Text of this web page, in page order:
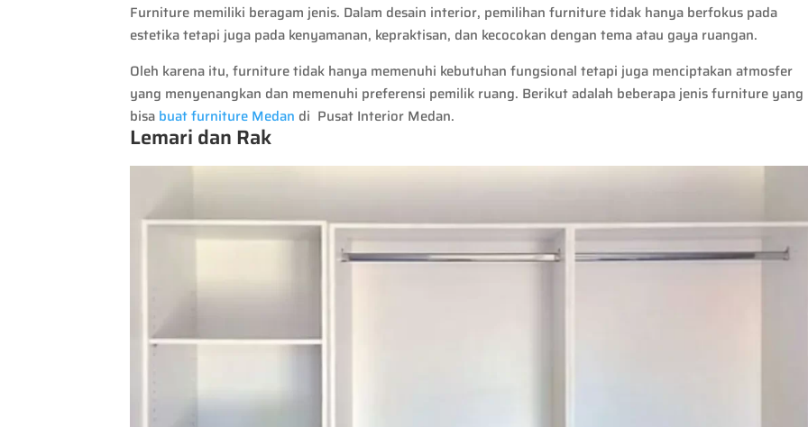
Furniture memiliki beragam jenis. Dalam desain interior, pemilihan furniture tidak hanya berfokus pada
estetika tetapi juga pada kenyamanan, kepraktisan, dan kecocokan dengan tema atau gaya ruangan.
Oleh karena itu, furniture tidak hanya memenuhi kebutuhan fungsional tetapi juga menciptakan atmosfer
yang menyenangkan dan memenuhi preferensi pemilik ruang. Berikut adalah beberapa jenis furniture yang
bisa buat furniture Medan di Pusat Interior Medan.
Lemari dan Rak